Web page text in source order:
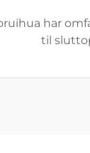
har
til